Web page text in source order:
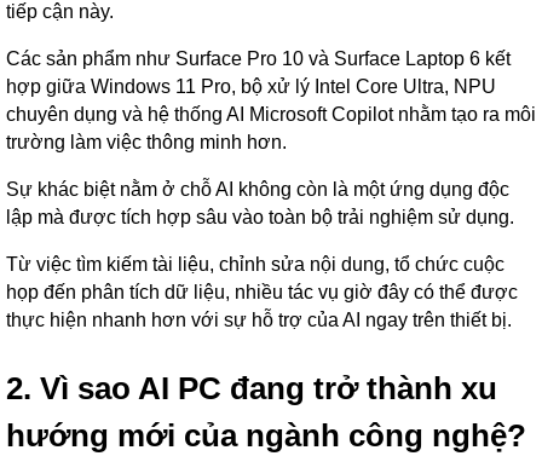
tiếp cận này.
Các sản phẩm như Surface Pro 10 và Surface Laptop 6 kết
hợp giữa Windows 11 Pro, bộ xử lý Intel Core Ultra, NPU
chuyên dụng và hệ thống AI Microsoft Copilot nhằm tạo ra môi
trường làm việc thông minh hơn.
Sự khác biệt nằm ở chỗ AI không còn là một ứng dụng độc
lập mà được tích hợp sâu vào toàn bộ trải nghiệm sử dụng.
Từ việc tìm kiếm tài liệu, chỉnh sửa nội dung, tổ chức cuộc
họp đến phân tích dữ liệu, nhiều tác vụ giờ đây có thể được
thực hiện nhanh hơn với sự hỗ trợ của AI ngay trên thiết bị.
2. Vì sao AI PC đang trở thành xu
hướng mới của ngành công nghệ?